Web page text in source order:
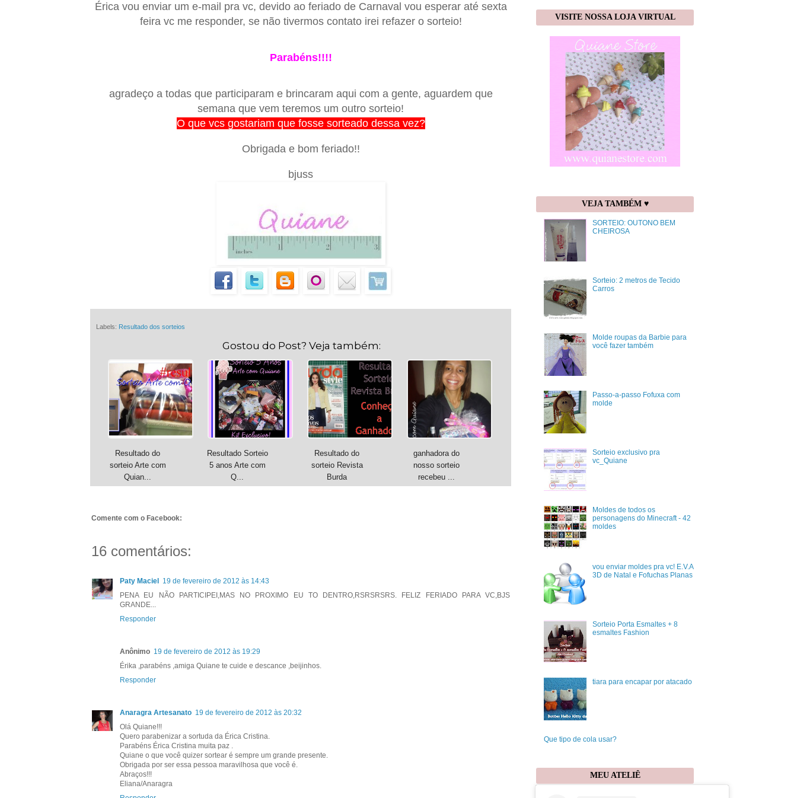
Érica vou enviar um e-mail pra vc, devido ao feriado de Carnaval vou esperar até sexta
feira vc me responder, se não tivermos contato irei refazer o sorteio!
Parabéns!!!!
agradeço a todas que participaram e brincaram aqui com a gente, aguardem que
semana que vem teremos um outro sorteio!
O que vcs gostariam que fosse sorteado dessa vez?
Obrigada e bom feriado!!
bjuss
Labels: Resultado dos sorteios
Gostou do Post? Veja também:
Resultado do
sorteio Arte com
Quian...
Resultado Sorteio
5 anos Arte com
Q...
Resultado do
sorteio Revista
Burda
ganhadora do
nosso sorteio
recebeu ...
Comente com o Facebook:
16 comentários:
Paty Maciel
19 de fevereiro de 2012 às 14:43
PENA EU NÃO PARTICIPEI,MAS NO PROXIMO EU TO DENTRO,RSRSRSRS. FELIZ FERIADO PARA VC,BJS
GRANDE...
Responder
Anônimo 19 de fevereiro de 2012 às 19:29
Érika ,parabéns ,amiga Quiane te cuide e descance ,beijinhos.
Responder
Anaragra Artesanato 19 de fevereiro de 2012 às 20:32
Olá Quiane!!!
Quero parabenizar a sortuda da Érica Cristina.
Parabéns Érica Cristina muita paz .
Quiane o que você quizer sortear é sempre um grande presente.
Obrigada por ser essa pessoa maravilhosa que você é.
Abraços!!!
Eliana/Anaragra
VISITE NOSSA LOJA VIRTUAL
VEJA TAMBÉM ♥
SORTEIO: OUTONO BEM
CHEIROSA
Sorteio: 2 metros de Tecido
Carros
Molde roupas da Barbie para
você fazer também
Passo-a-passo Fofuxa com
molde
Sorteio exclusivo pra
vc_Quiane
Moldes de todos os
personagens do Minecraft - 42
moldes
vou enviar moldes pra vc! E.V.A
3D de Natal e Fofuchas Planas
Sorteio Porta Esmaltes + 8
esmaltes Fashion
tiara para encapar por atacado
Que tipo de cola usar?
MEU ATELIÊ